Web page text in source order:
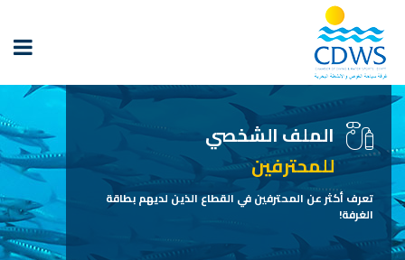
الملف الشخصي
للمحترفين
تعرف أكثر عن المحترفين في القطاع الذين لديهم بطاقة
الغرفة!